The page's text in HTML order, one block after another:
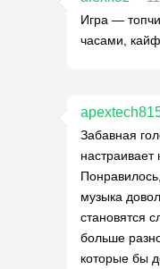
Игра —
часами,
Забавная
музыка
становятся
больше
которые бы